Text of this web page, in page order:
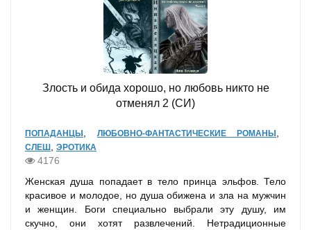
Злость и обида хорошо, но любовь никто не
отменял 2 (СИ)
ПОПАДАНЦЫ , ЛЮБОВНО-ФАНТАСТИЧЕСКИЕ РОМАНЫ ,
СЛЕШ , ЭРОТИКА
4176
Женская душа попадает в тело принца эльфов. Тело
красивое и молодое, но душа обижена и зла на мужчин
и женщин. Боги специально выбрали эту душу, им
скучно, они хотят развлечений. Нетрадиционные